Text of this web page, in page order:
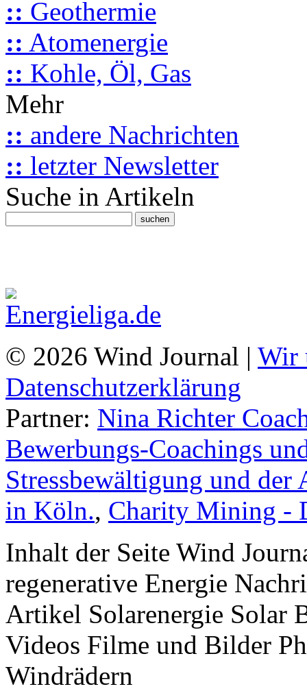
:: Geothermie
:: Atomenergie
:: Kohle, Öl, Gas
Mehr
:: andere Nachrichten
:: letzter Newsletter
Suche in Artikeln
© 2026 Wind Journal | Wir
Datenschutzerklärung
Partner: Nina Richter
Bewerbungs-Coachings
Stressbewältigung und
in Köln., Charity Mining -
Inhalt der Seite Wind
regenerative Energie
Artikel Solarenergie Solar
Videos Filme und Bilder
Windrädern